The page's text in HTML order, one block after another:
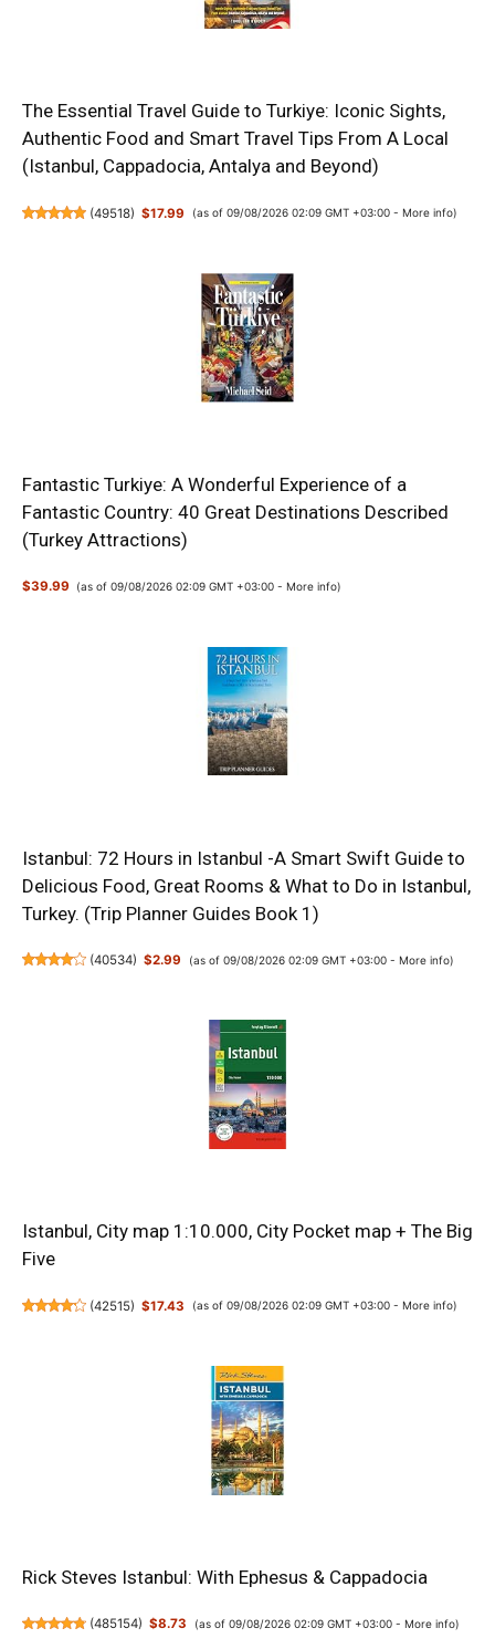
The Essential Travel Guide to Turkiye: Iconic Sights,
Authentic Food and Smart Travel Tips From A Local
(Istanbul, Cappadocia, Antalya and Beyond)
(49518) $17.99 (as of 09/08/2026 02:09 GMT +03:00 - More info)
Fantastic Turkiye: A Wonderful Experience of a
Fantastic Country: 40 Great Destinations Described
(Turkey Attractions)
$39.99 (as of 09/08/2026 02:09 GMT +03:00 -More info)
Istanbul: 72 Hours in Istanbul -A Smart Swift Guide to
Delicious Food, Great Rooms & What to Do in Istanbul,
Turkey. (Trip Planner Guides Book 1)
(40534) $2.99 (as of 09/08/2026 02:09 GMT +03:00 - More info)
Istanbul, City map 1:10.000, City Pocket map + The Big
Five
(42515) $17.43 (as of 09/08/2026 02:09 GMT +03:00 - More info)
Rick Steves Istanbul: With Ephesus & Cappadocia
(485154) $8.73 (as of 09/08/2026 02:09 GMT +03:00 - More info)